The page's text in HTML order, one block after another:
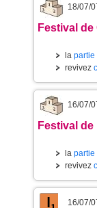
18/07/
Festival
la partie
revivez
16/07/
Festival
la partie
revivez
16/07/